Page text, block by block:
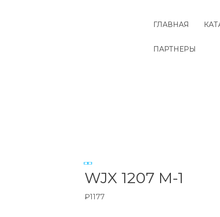
ГЛАВНАЯ
ПАРТНЕРЫ
WJX 1207 M-1
₽1177
M-
1